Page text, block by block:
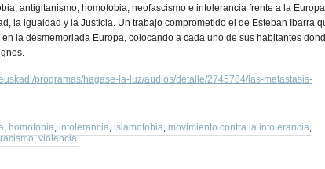
antigitanismo, homofobia, neofascismo e intolerancia frente a la Europa
la igualdad y la Justicia. Un trabajo comprometido el de Esteban Ibarra
la desmemoriada Europa, colocando a cada uno de sus habitantes
programas/hagase-la-luz/audios/detalle/2745784/las-metastasis-
,homofobia,intolerancia, islamofobia, movimiento contra la intolerancia,
racismo,violencia